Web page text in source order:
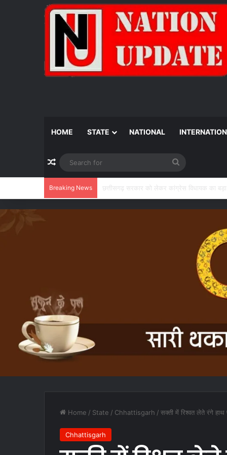
HOME STATE NATIONAL
Random Article
for
Breaking News ‘केंद्र के इशारे पर नाच रही छत्तीसगढ़ सरकार’,
Home / State / Chhattisgarh / सक्ती में रिश्वत लेते रंगे हाथ
Chhattisgarh